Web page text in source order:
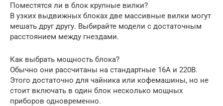
Поместятся ли в блок крупные вилки?
В узких выдвижных блоках две массивные вилки могут
мешать друг другу. Выбирайте модели с достаточным
расстоянием между гнездами.
Как выбрать мощность блока?
Обычно они рассчитаны на стандартные 16А и 220В.
Этого достаточно для чайника или кофемашины, но не
стоит включать в один блок несколько мощных
приборов одновременно.